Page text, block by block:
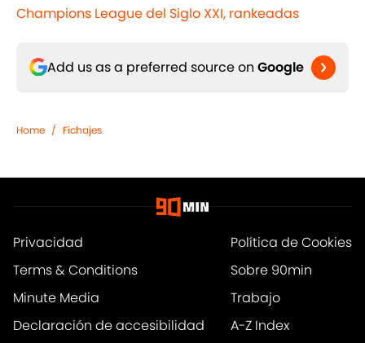
Champions League del Siglo XXI, rankeadas
Add us as a preferred source on Google
Home / Fichajes
Privacidad
Política de Cookies
Terms & Conditions
Sobre 90min
Minute Media
Trabajo
Declaración de accesibilidad
A-Z Index